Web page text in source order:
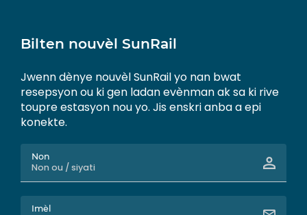
Bilten nouvèl SunRail
Jwenn dènye nouvèl SunRail yo nan bwat
resepsyon ou ki gen ladan evènman ak sa ki rive
toupre estasyon nou yo. Jis enskri anba a epi
konekte.
Non
Imèl